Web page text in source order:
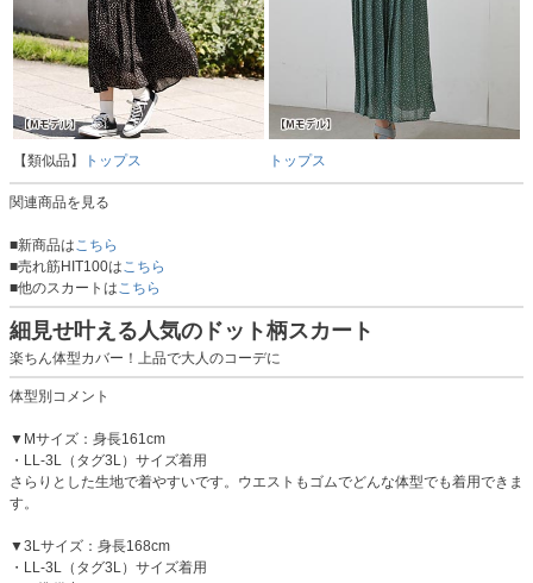
【類似品】 トップス トップス
関連商品を見る
■新商品は こちら
■売れ筋HIT100は こちら
■他のスカートは こちら
細見せ叶える人気のドット柄スカート
楽ちん体型カバー！上品で大人のコーデに
体型別コメント
▼Mサイズ：身長161cm
・LL-3L（タグ3L）サイズ着用
さらりとした生地で着やすいです。ウエストもゴムでどんな体型でも着用できま
す。
▼3Lサイズ：身長168cm
・LL-3L（タグ3L）サイズ着用